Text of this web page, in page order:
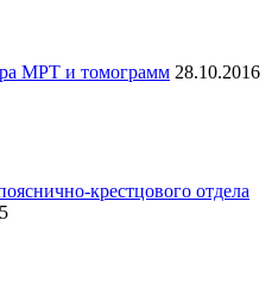
МРТ и томограмм 28.10.2016
крестцового отдела